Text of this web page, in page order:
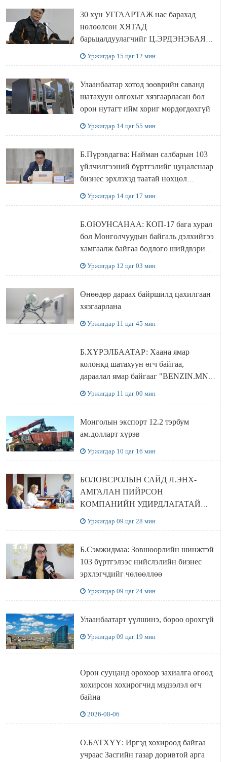
30 хүн УГГААРТАЖ нас барахад
нөлөөлсөн ХЯТАД
барьцалдуулагчийг Ц.ЭРДЭНЭБАЯР
Уржигдар 15 цаг 12 мин
Улаанбаатар хотод зөөврийн саванд
шатахуун олгохыг хязгаарласан бол
орон нутагт ийм хориг мөрдөгдөхгүй
Уржигдар 14 цаг 55 мин
Б.Пүрэвдагва: Найман салбарын 103
үйлчилгээний бүртгэлийг цуцалснаар
бизнес эрхлэхэд таатай нөхцөл
Уржигдар 14 цаг 17 мин
Б.ОЮУНСАНАА: КОП-17 бага хурал
бол Монголчуудын байгаль дэлхийгээ
хамгаалж байгаа бодлого шийдвэрийг
Уржигдар 12 цаг 03 мин
Өнөөдөр дараах байршилд цахилгаан
хязгаарлана
Уржигдар 11 цаг 45 мин
Б.ХҮРЭЛБААТАР: Хаана ямар
колонкд шатахуун өгч байгаа,
дараалал ямар байгааг "BENZIN.MN”
Уржигдар 11 цаг 00 мин
Монголын экспорт 12.2 тэрбум
ам.долларт хүрэв
Уржигдар 10 цаг 16 мин
БОЛОВСРОЛЫН САЙД Л.ЭНХ-
АМГАЛАН ПИЙРСОН
КОМПАНИЙН УДИРДЛАГАТАЙ
Уржигдар 09 цаг 28 мин
Б.Сэмжидмаа: Зөвшөөрлийн шинжтэй
103 бүртгэлээс нийслэлийн бизнес
эрхлэгчдийг чөлөөллөө
Уржигдар 09 цаг 24 мин
Улаанбаатарт үүлшинэ, бороо орохгүй
Уржигдар 09 цаг 19 мин
Орон сууцанд орохоор захиалга өгөөд
хохирсон хохирогчид мэдээлэл өгч
байна
2026-08-06
О.БАТХҮҮ: Иргэд хохироод байгаа
учраас Засгийн газар доривтой арга